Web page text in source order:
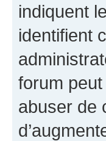
indiquent
identifient
forum
abuser de